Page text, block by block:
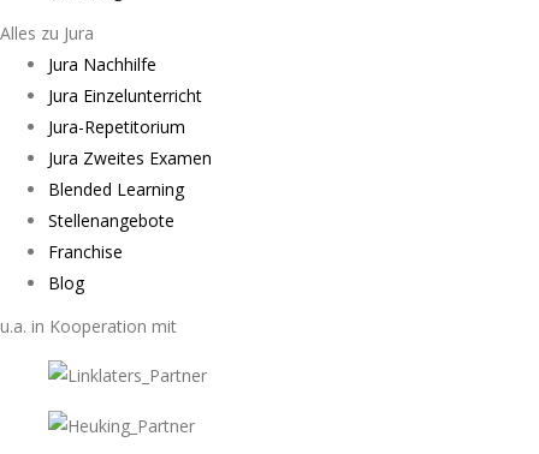
Alles zu Jura
Jura Nachhilfe
Jura Einzelunterricht
Jura-Repetitorium
Jura Zweites Examen
Blended Learning
Stellenangebote
Franchise
Blog
u.a. in Kooperation mit